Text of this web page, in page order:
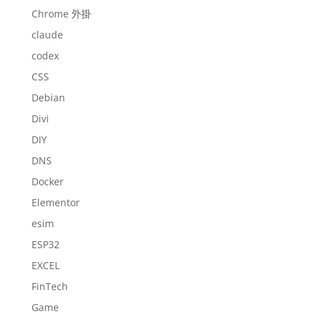
Chrome 外掛
claude
codex
CSS
Debian
Divi
DIY
DNS
Docker
Elementor
esim
ESP32
EXCEL
FinTech
Game